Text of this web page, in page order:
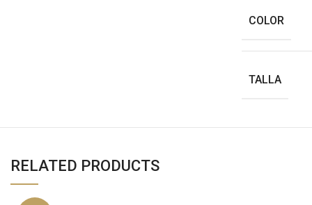
COLOR
TALLA
RELATED PRODUCTS